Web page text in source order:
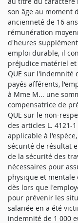
son âge au moment
ancienneté de 16
rémunération
d'heures
emploi durable, il
préjudice matériel et
QUE sur l'indemnité
payés afférents,
à Mme M... une
compensatrice de
QUE sur le non-
des articles L. 4121-
applicable à
sécurité de résultat
de la sécurité des
nécessaires pour
physique et mentale
dès lors que
pour prévenir les
salariée en a été
indemnité de 1 000